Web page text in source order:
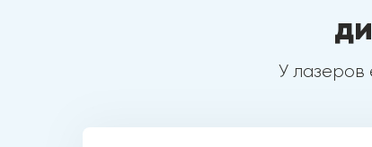
У лазеров